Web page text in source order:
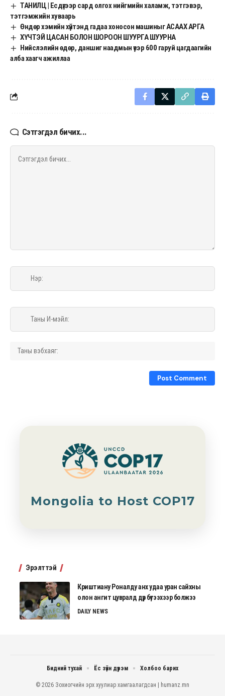
ТАНИЛЦ | Есдүгээр сард олгох нийгмийн халамж, тэтгэвэр,
тэтгэмжийн хуваарь
Өндөр хэмийн хүйтэнд гадаа хоносон машиныг АСААХ АРГА
ХҮЧТЭЙ ЦАСАН БОЛОН ШОРООН ШУУРГА ШУУРНА
Нийслэлийн өдөр, даншиг наадмын үеэр 600 гаруй цагдаагийн
алба хаагч ажиллаа
Сэтгэгдэл бичих...
Mongolia to Host COP17
Эрэлттэй
Криштиану Роналду анх удаа уран сайхны
олон ангит цувралд дүр бүтээхээр болжээ
DAILY NEWS
© 2026 Зохиогчийн эрх хуулиар хамгаалагдсан | humanz.mn
Бидний тухай Ёс зүйн дүрэм Холбоо барих